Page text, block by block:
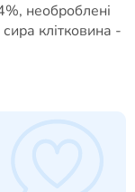
необроблені
клітковина -